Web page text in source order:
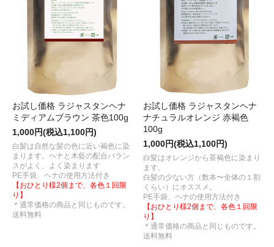
お試し価格 ラジャスタンヘナ
ミディアムブラウン 茶色100g
1,000円(税込1,100円)
白髪は自然な髪の色に近い褐色に染
まります。ヘナと木藍の配合バラン
スがよく、よく染まります
PE手袋、ヘナの使用方法付き
【おひとり様2個まで、各色１回限
り】
＊通常価格の商品と同じものです。
送料無料
お試し価格 ラジャスタンヘナ
ナチュラルオレンジ 赤褐色
100g
1,000円(税込1,100円)
白髪はオレンジから茶褐色に染まり
ます。
白髪の少ない方（数本〜全体の１割
くらい）にオススメ。
PE手袋、ヘナの使用方法付き
【おひとり様2個まで、各色１回限
り】
＊通常価格の商品と同じものです。
送料無料